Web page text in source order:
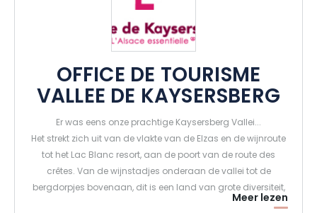
OFFICE DE TOURISME
VALLEE DE KAYSERSBERG
Er was eens onze prachtige Kaysersberg Vallei...
Het strekt zich uit van de vlakte van de Elzas en de wijnroute
tot het Lac Blanc resort, aan de poort van de route des
crêtes. Van de wijnstadjes onderaan de vallei tot de
bergdorpjes bovenaan, dit is een land van grote diversiteit,
gevormd door zijn landschappen! Aan de kant van de
Meer lezen